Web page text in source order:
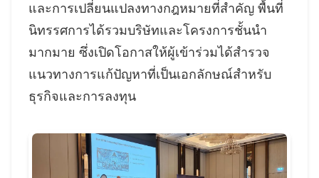
และการเปลี่ยนแปลงทางกฎหมายที่สำคัญ พื้นที่
นิทรรศการได้รวมบริษัทและโครงการชั้นนำ
มากมาย ซึ่งเปิดโอกาสให้ผู้เข้าร่วมได้สำรวจ
แนวทางการแก้ปัญหาที่เป็นเอกลักษณ์สำหรับ
ธุรกิจและการลงทุน